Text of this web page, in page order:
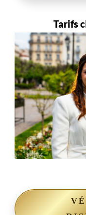
Tarifs